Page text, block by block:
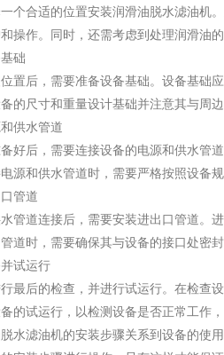
合适的位置安装润滑油脱水滤油机。
操作。同时，还需考虑到处理润滑油
础
后，需要准备设备基础。设备基础应
的尺寸和重量设计基础并注意其与周边
供水管道
后，需要连接设备的电源和供水管道
源和供水管道时，需要严格按照设备
管道
道连接后，需要安装进出口管道。进
道时，需要确保其与设备的接口处密
试运行
后的检查，并进行试运行。在检查设
的试运行，以检测设备是否正常工作
滤油机的安装步骤关系到设备的使用